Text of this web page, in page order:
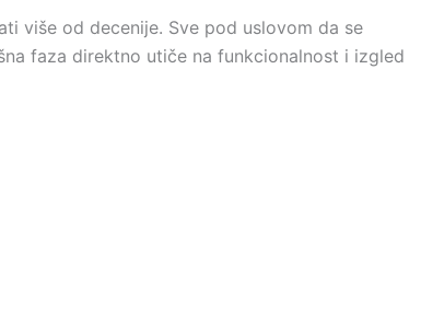
više od decenije. Sve pod uslovom da se
faza direktno utiče na funkcionalnost i izgled